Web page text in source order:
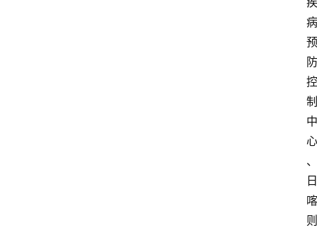
病
预
防
控
制
中
心
、
日
喀
则